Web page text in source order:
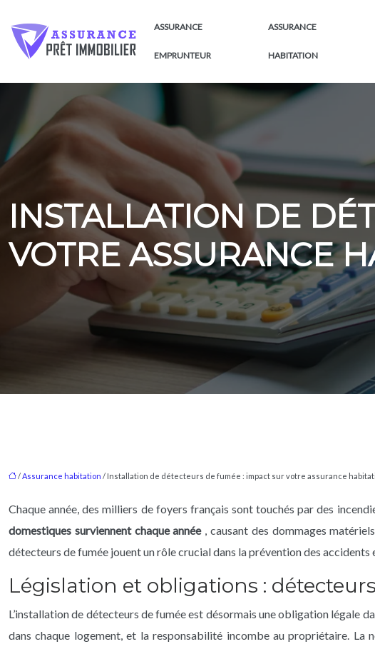
ASSURANCE
EMPRUNTEUR
ASSURANCE
HABITATION
INSTALLATION DE
VOTRE ASSURANCE
/Assurance habitation / Installation de détecteurs de fumée : impact sur votre assurance
Chaque année, des milliers de foyers français sont touchés par des
domestiques surviennent chaque année , causant des dommages
détecteurs de fumée jouent un rôle crucial dans la prévention des
Législation et obligations :
L’installation de détecteurs de fumée est désormais une obligation légale
dans chaque logement, et la responsabilité incombe au propriétaire.